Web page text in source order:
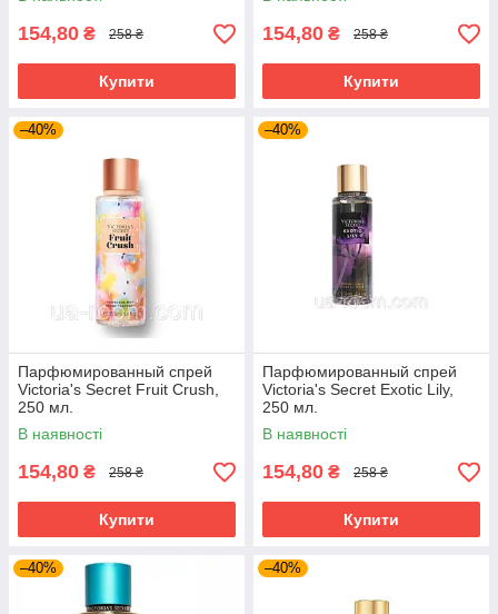
154,80 ₴ 258 ₴
Купити
154,80 ₴ 258 ₴
Купити
–40%
Парфюмированный спрей
Victoria's Secret Fruit Crush,
250 мл.
В наявності
154,80 ₴ 258 ₴
Купити
–40%
Парфюмированный спрей
Victoria's Secret Exotic Lily,
250 мл.
В наявності
154,80 ₴ 258 ₴
Купити
–40% –40%